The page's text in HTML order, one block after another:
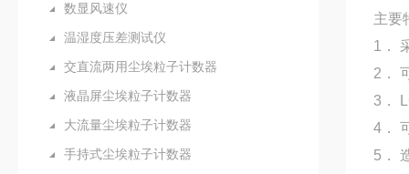
数显风速仪
温湿度压差测试仪
交直流两用尘埃粒子计数器
液晶屏尘埃粒子计数器
大流量尘埃粒子计数器
手持式尘埃粒子计数器
主要
1．
2．
3．
4．
5．